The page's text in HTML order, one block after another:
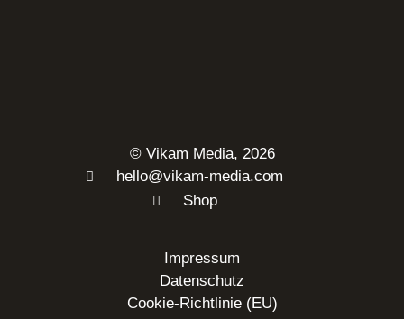
© Vikam Media, 2026
hello@vikam-media.com
Shop
Impressum
Datenschutz
Cookie-Richtlinie (EU)